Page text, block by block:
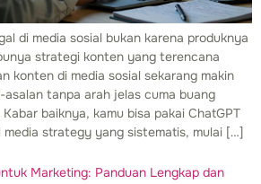
di media sosial bukan karena produknya
strategi konten yang terencana
konten di media sosial sekarang makin
tanpa arah jelas cuma buang
baiknya, kamu bisa pakai ChatGPT
media strategy yang sistematis, mulai […]
Marketing: Panduan Lengkap dan